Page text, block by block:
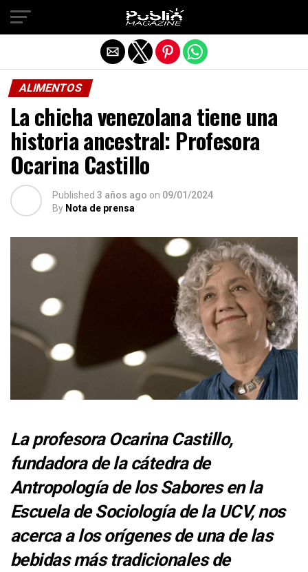
ALIMENTOS
La chicha venezolana tiene una
historia ancestral: Profesora
Ocarina Castillo
Published 3 años ago on 09/01/2024
By Nota de prensa
La profesora Ocarina Castillo,
fundadora de la cátedra de
Antropología de los Sabores en la
Escuela de Sociología de la UCV, nos
acerca a los orígenes de una de las
bebidas más tradicionales de
Salir de la versión móvil